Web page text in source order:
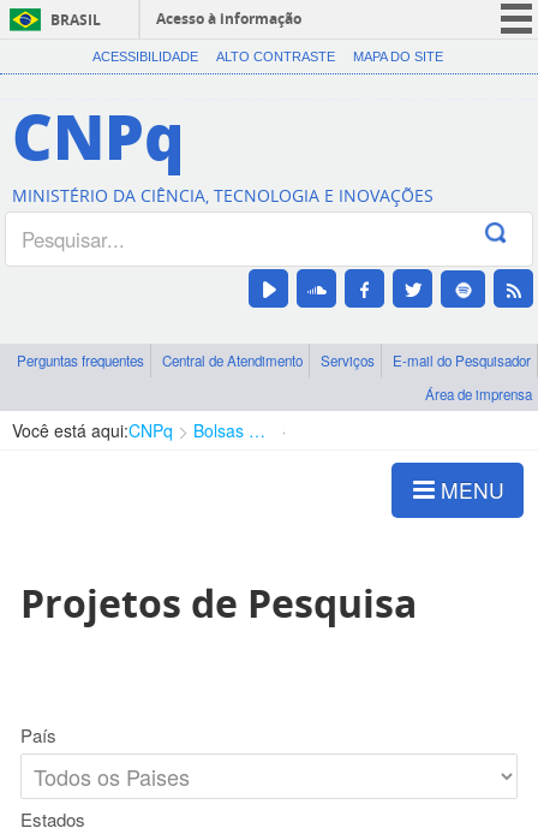
BRASIL
Acesso à informação
CORONAVÍRUS (COVID-19)
Canais
ACESSIBILIDADE ALTO CONTRASTE MAPA DO SITE
CNPq
MINISTÉRIO DA CIÊNCIA, TECNOLOGIA E INOVAÇÕES
Perguntas frequentes Central de Atendimento Serviços
E-mail do Pesquisador
Área de imprensa
Você está aqui:CNPq Bolsas e Auxílios Vigentes
MENU
Projetos de Pesquisa
País
Estados